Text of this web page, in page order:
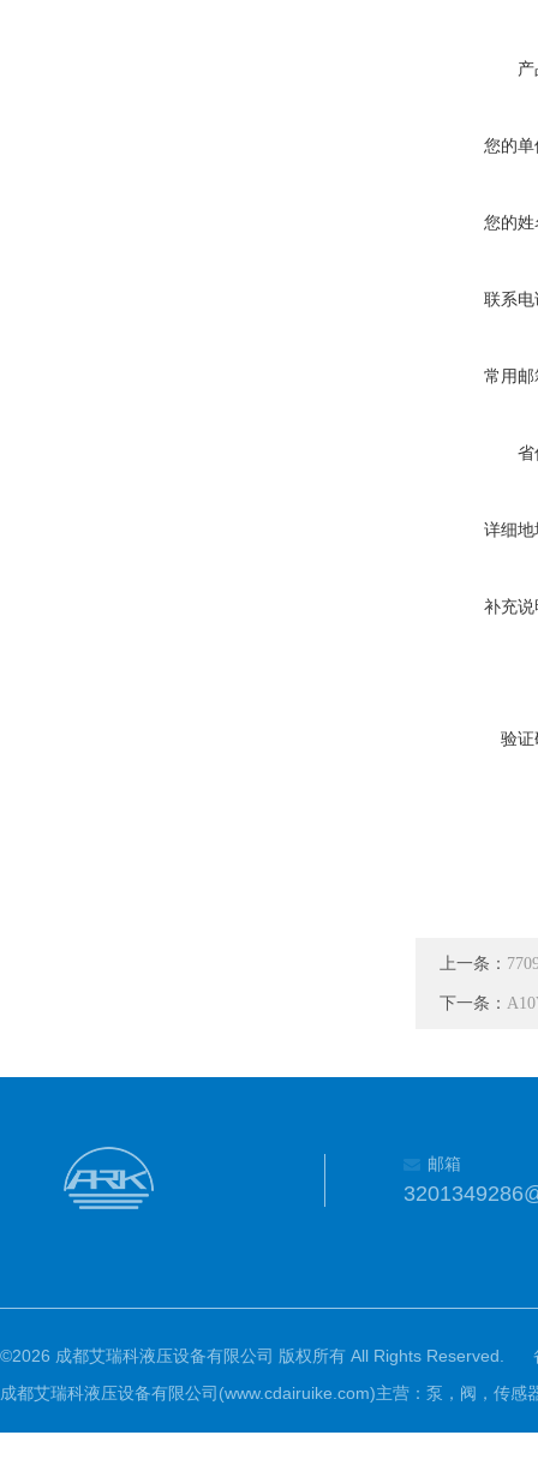
您的
您的
联系
常用
省
详细
补充
验
上一条：
下一条：
邮箱
©2026 成都艾瑞科液压设备有限公司 版权所有 All Rights Reserved.
成都艾瑞科液压设备有限公司(www.cdairuike.com)主营：泵，阀，传